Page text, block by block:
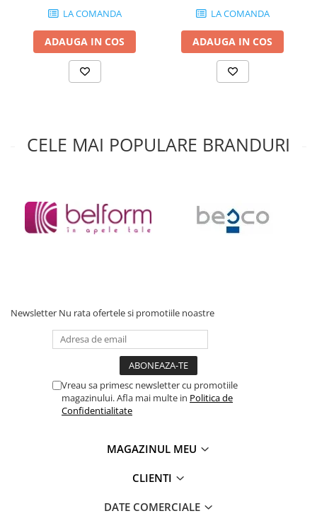
LA COMANDA
ADAUGA IN COS
LA COMANDA
ADAUGA IN COS
CELE MAI POPULARE BRANDURI
Newsletter Nu rata ofertele si promotiile noastre
Vreau sa primesc newsletter cu promotiile
magazinului. Afla mai multe in Politica de
Confidentialitate
MAGAZINUL MEU
CLIENTI
DATE COMERCIALE